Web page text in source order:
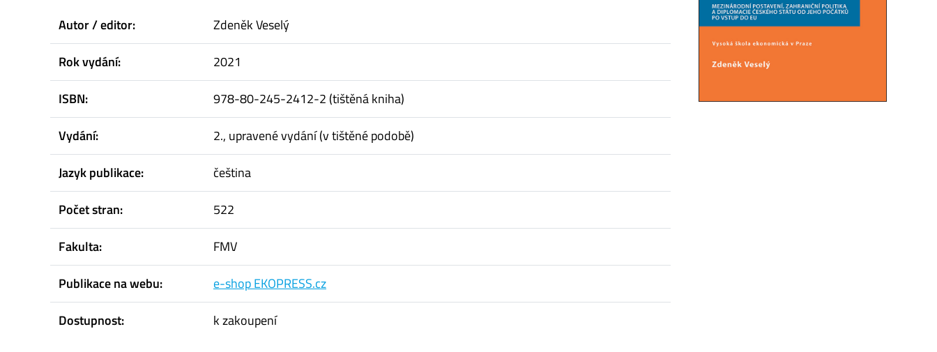
Autor / editor:
Zdeněk Veselý
Rok vydání:
2021
ISBN:
978-80-245-2412-2 (tištěná kniha)
Vydání:
2., upravené vydání (v tištěné podobě)
Jazyk publikace:
čeština
Počet stran:
522
Fakulta:
FMV
Publikace na webu:
e-shop EKOPRESS.cz
Dostupnost:
k zakoupení